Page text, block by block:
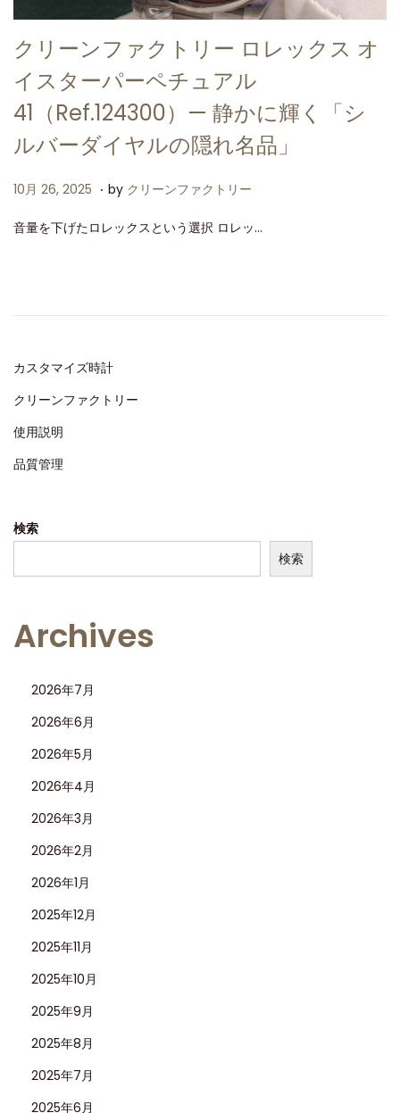
クリーンファクトリー ロレックス オ
イスターパーペチュアル
41（Ref.124300）— 静かに輝く「シ
ルバーダイヤルの隠れ名品」
P
s
n
10月 26, 2025
月
0
. by クリーンファクトリー
音量を下げたロレックスという選択 ロレッ…
カスタマイズ時計
クリーンファクトリー
使用説明
品質管理
検索
検索
Archives
2026年7月
2026年6月
2026年5月
2026年4月
2026年3月
2026年2月
2026年1月
2025年12月
2025年11月
2025年10月
2025年9月
2025年8月
2025年7月
2025年6月